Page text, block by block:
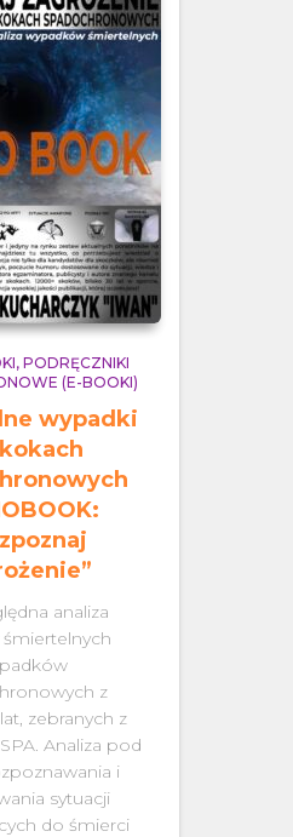
PODRĘCZNIKI
(E-BOOKI)
wypadki
analiza
z
zebranych z
Analiza pod
i
sytuacji
do śmierci